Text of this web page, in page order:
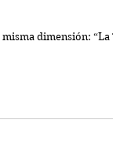
dimensión: “La